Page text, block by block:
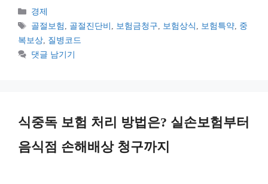
카
테
리
경제
태
그
골절보험 , 골절진단비 , 보험금청구, 보험상식 , 보험특약, 중
복보상, 질병코드
댓글 남기기
식중독 보험 처리 방법은? 실손보험부터
음식점 손해배상 청구까지